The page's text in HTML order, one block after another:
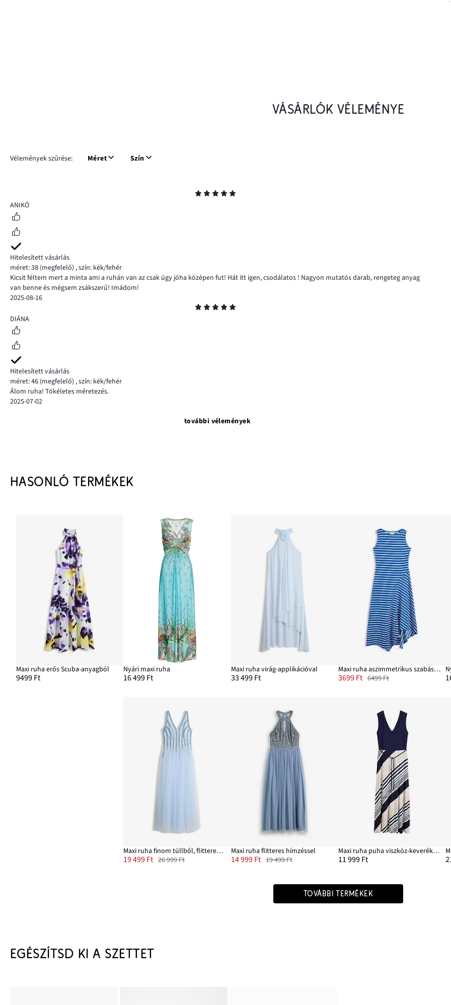
VÁSÁRLÓK VÉLEMÉNYE
Vélemények szűrése: Méret Szín
5
ANIKÓ
Hitelesített vásárlás
méret: 38 (megfelelő) ,szín: kék/fehér
Kicsit féltem mert a minta ami a ruhán van az csak úgy jóha középen fut! Hát itt igen, csodálatos ! Nagyon mutatós darab, rengeteg anyag
van benne és mégsem zsákszerű! Imádom!
2025-08-16
5
DIÁNA
Hitelesített vásárlás
méret: 46 (megfelelő) ,szín: kék/fehér
Álom ruha! Tökéletes méretezés.
2025-07-02
további vélemények
HASONLÓ TERMÉKEK
Maxi ruha erős Scuba-anyagból
9499 Ft
Nyári maxi ruha
16 499 Ft
Maxi ruha virág-applikációval
33 499 Ft
Maxi ruha aszimmetrikus szabásvonallal
3699 Ft 6499 Ft
Maxi ruha finom tüllből, flitteres hímzéssel
19 499 Ft 26 999 Ft
Maxi ruha flitteres hímzéssel
14 999 Ft 19 499 Ft
Maxi ruha puha viszkóz-keverékből
11 999 Ft
TOVÁBBI TERMÉKEK
EGÉSZÍTSD KI A SZETTET